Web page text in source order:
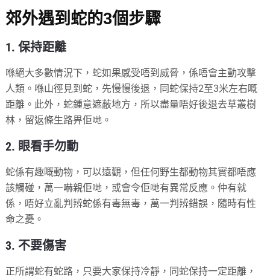
郊外遇到蛇的3個步驟
1. 保持距離
喺絕大多數情況下，蛇如果感受唔到威脅，係唔會主動攻擊
人類。喺山徑見到蛇，先慢慢後退，同蛇保持2至3米左右嘅
距離。此外，蛇鍾意遮蔽地方，所以盡量唔好後退去草叢樹
林，留返條生路畀佢哋。
2. 眼看手勿動
蛇係有趣嘅動物，可以遠觀，但任何野生都動物其實都唔應
該觸碰，萬一嚇親佢哋，或會令佢哋有異常反應。仲有就
係，唔好立亂判辨蛇係有毒無毒，萬一判辨錯誤，隨時有性
命之憂。
3. 不要傷害
正所謂蛇有蛇路，只要大家保持冷靜，同蛇保持一定距離，